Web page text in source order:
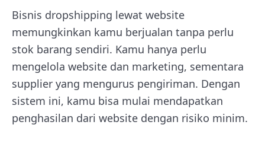
Bisnis dropshipping lewat website
memungkinkan kamu berjualan tanpa perlu
stok barang sendiri. Kamu hanya perlu
mengelola website dan marketing, sementara
supplier yang mengurus pengiriman. Dengan
sistem ini, kamu bisa mulai mendapatkan
penghasilan dari website dengan risiko minim.